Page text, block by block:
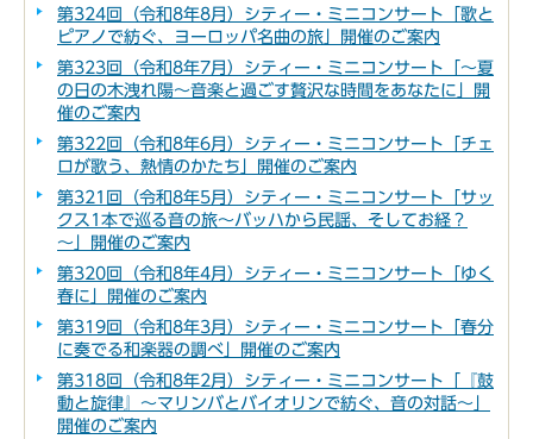
第324回（令和8年8月）シティー・ミニコンサート「歌と
ピアノで紡ぐ、ヨーロッパ名曲の旅」開催のご案内
第323回（令和8年7月）シティー・ミニコンサート「～夏
の日の木洩れ陽～音楽と過ごす贅沢な時間をあなたに」開
催のご案内
第322回（令和8年6月）シティー・ミニコンサート「チェ
ロが歌う、熱情のかたち」開催のご案内
第321回（令和8年5月）シティー・ミニコンサート「サッ
クス1本で巡る音の旅～バッハから民謡、そしてお経？
～」開催のご案内
第320回（令和8年4月）シティー・ミニコンサート「ゆく
春に」開催のご案内
第319回（令和8年3月）シティー・ミニコンサート「春分
に奏でる和楽器の調べ」開催のご案内
第318回（令和8年2月）シティー・ミニコンサート「『鼓
動と旋律』～マリンバとバイオリンで紡ぐ、音の対話～」
開催のご案内